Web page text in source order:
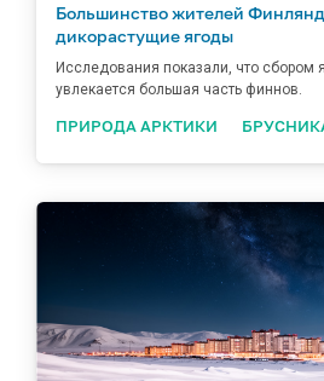
Большинство жителей
дикорастущие ягоды
Исследования показали, что сбором
увлекается большая часть финнов.
ПРИРОДА АРКТИКИ